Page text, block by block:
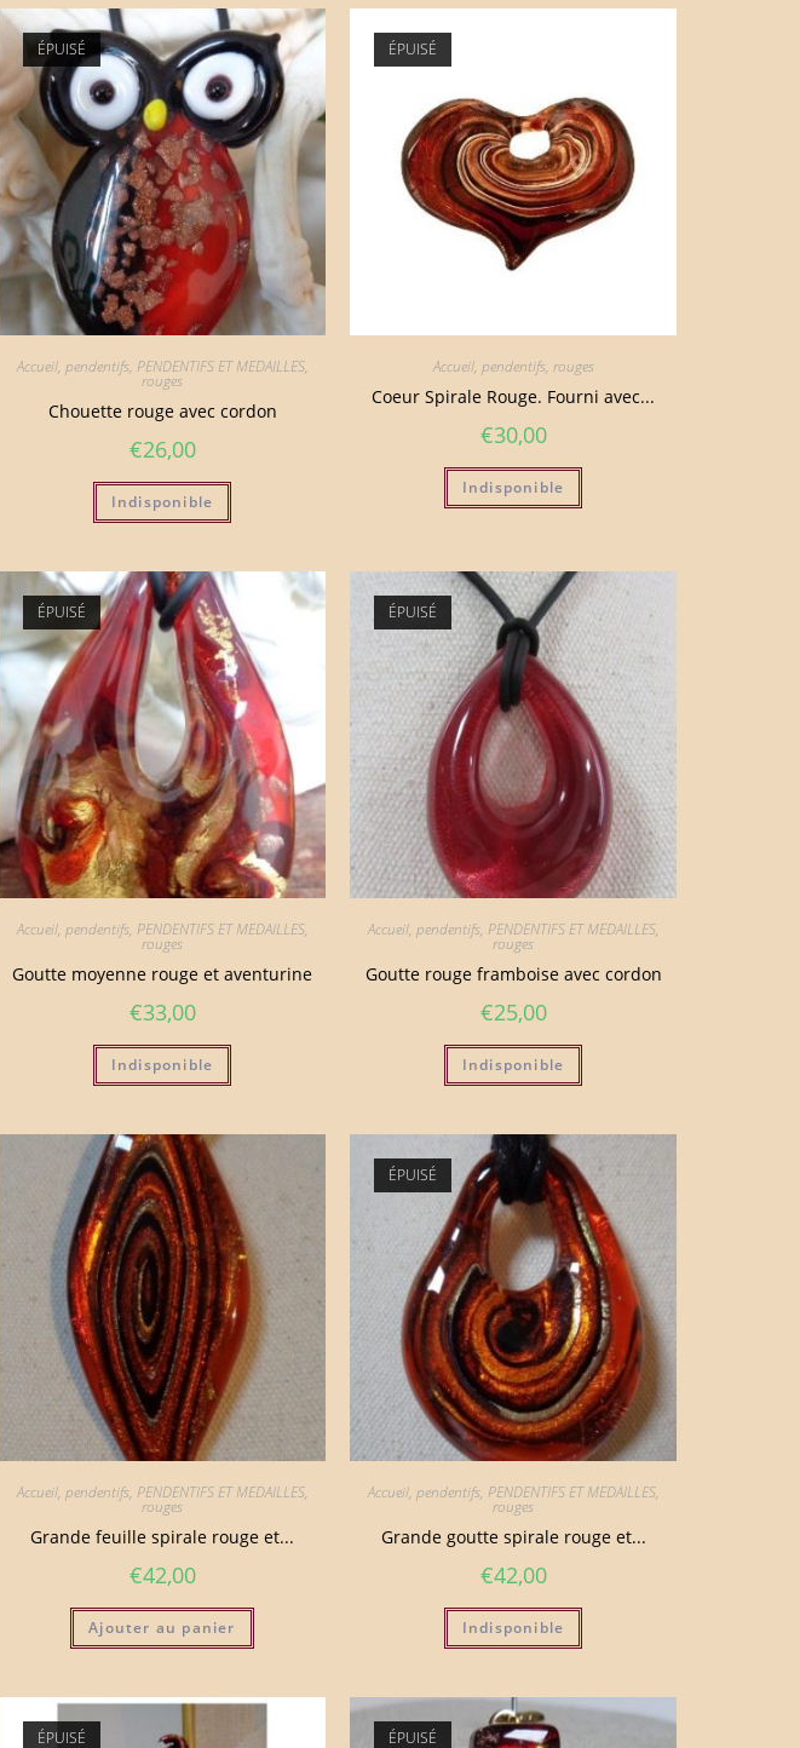
ÉPUISÉ
Accueil, pendentifs, PENDENTIFS ET MEDAILLES,
rouges
Chouette rouge avec cordon
€26,00
Indisponible
ÉPUISÉ
Accueil, pendentifs, rouges
Coeur Spirale Rouge. Fourni avec...
€30,00
Indisponible
ÉPUISÉ
Accueil, pendentifs, PENDENTIFS ET MEDAILLES,
rouges
Goutte moyenne rouge et aventurine
€33,00
Indisponible
ÉPUISÉ
Accueil, pendentifs, PENDENTIFS ET MEDAILLES,
rouges
Goutte rouge framboise avec cordon
€25,00
Indisponible
Accueil, pendentifs, PENDENTIFS ET MEDAILLES,
rouges
Grande feuille spirale rouge et...
€42,00
Ajouter au panier
ÉPUISÉ
Accueil, pendentifs, PENDENTIFS ET MEDAILLES,
rouges
Grande goutte spirale rouge et...
€42,00
Indisponible
ÉPUISÉ ÉPUISÉ